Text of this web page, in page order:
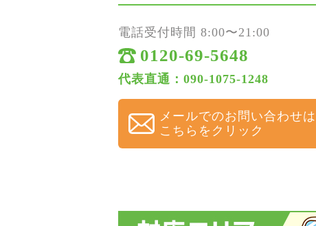
電話受付時間 8:00〜21:00
0120-69-5648
代表直通：090-1075-1248
メールでのお問い合わせは
こちらをクリック